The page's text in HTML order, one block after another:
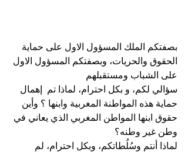
بصفتكم الملك المسؤول الاول على حماية
الحقوق والحريات، وبصفتكم المسؤول الاول
على الشباب ومستقبلهم
سؤالي لكم، و بكل احترام، لماذا تم  إهمال
حماية هذه المواطنة المغربية وابنها ؟ وأين
حقوق ابنها المواطن المغربي الذي يعاني في
وطن غير وطنه؟
لماذا أنتم وسُلُطاتكم، وبكل احترام، لم